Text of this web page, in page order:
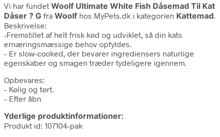
Vi har fundet Woolf Ultimate White Fish Dåsemad Til Kat
Dåser ? G fra Woolf hos MyPets.dk i kategorien Kattemad.
Beskrivelse:
-Fremstillet af helt frisk kød og udviklet, så din kats
ernæringsmæssige behov opfyldes.
– Er slow-cooked, der bevarer ingrediensers naturlige
egenskaber og smagen træder tydeligere igennem.
Opbevares:
– Kølig og tørt.
– Efter åbn
Yderlige produktinformationer:
Produkt id: 107104-pak